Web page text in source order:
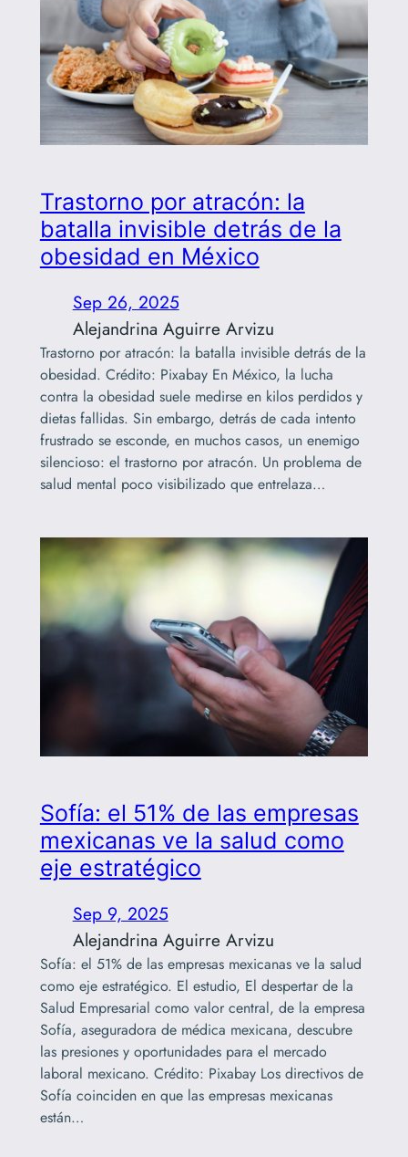
Trastorno por atracón: la
batalla invisible detrás de la
obesidad en México
Sep 26, 2025
Alejandrina Aguirre Arvizu
Trastorno por atracón: la batalla invisible detrás de la
obesidad. Crédito: Pixabay En México, la lucha
contra la obesidad suele medirse en kilos perdidos y
dietas fallidas. Sin embargo, detrás de cada intento
frustrado se esconde, en muchos casos, un enemigo
silencioso: el trastorno por atracón. Un problema de
salud mental poco visibilizado que entrelaza…
Sofía: el 51% de las empresas
mexicanas ve la salud como
eje estratégico
Sep 9, 2025
Alejandrina Aguirre Arvizu
Sofía: el 51% de las empresas mexicanas ve la salud
como eje estratégico. El estudio, El despertar de la
Salud Empresarial como valor central, de la empresa
Sofía, aseguradora de médica mexicana, descubre
las presiones y oportunidades para el mercado
laboral mexicano. Crédito: Pixabay Los directivos de
Sofía coinciden en que las empresas mexicanas
están…